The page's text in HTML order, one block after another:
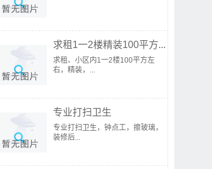
求租1一2楼精装100平方...
求租、小区内1一2楼100平方左
右，精装，...
专业打扫卫生
专业打扫卫生，钟点工，擦玻璃，
装修后...